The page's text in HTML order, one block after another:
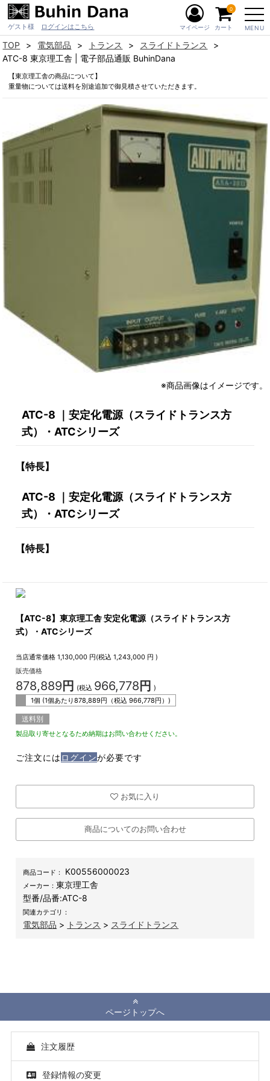
ゲスト様 ログインはこちら MENU
マイページ カート
0
TOP 電気部品 トランス
スライドトランス
ATC-8 東京理工舎 | 電子部品通販 BuhinDana
【東京理工舎の商品について】
重量物については送料を別途追加で御見積させていただきます。
※商品画像はイメージです。
ATC-8 ｜安定化電源（スライドトランス方
式）・ATCシリーズ
【特長】
ATC-8 ｜安定化電源（スライドトランス方
式）・ATCシリーズ
【特長】
【ATC-8】東京理工舎 安定化電源（スライドトランス方
式）・ATCシリーズ
当店通常価格 1,130,000 円(税込1,243,000 円 )
販売価格
878,889円 (税込 966,778 円 )
1個 (1個あたり878,889円（税込966,778円）)
送料別
製品取り寄せとなるため納期はお問い合わせください。
ご注文には ログインが必要です
お気に入り
商品についてのお問い合わせ
商品コード： K00556000023
メーカー：東京理工舎
型番/品番:ATC-8
関連カテゴリ：
電気部品 > トランス > スライドトランス
ページトップへ
注文履歴
登録情報の変更